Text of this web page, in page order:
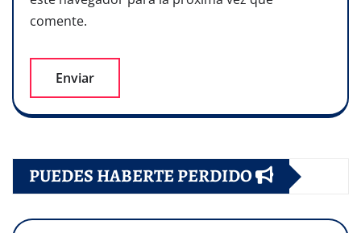
comente.
PUEDES HABERTE PERDIDO